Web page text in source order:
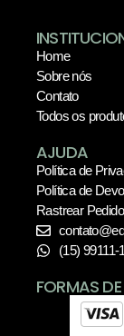
Home
Sobre nós
Contato
Todos os
AJUDA
Política de
Política de
Rastrear Pedido
(15) 99111-
FORMAS